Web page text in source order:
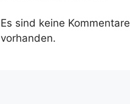
Es sind keine Kommentare
vorhanden.